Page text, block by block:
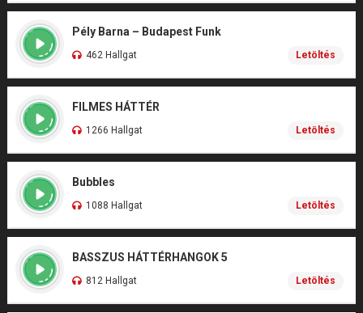
Pély Barna – Budapest Funk
462 Hallgat Letöltés
FILMES HÁTTÉR
1266 Hallgat Letöltés
Bubbles
1088 Hallgat Letöltés
BASSZUS HÁTTÉRHANGOK 5
812 Hallgat Letöltés